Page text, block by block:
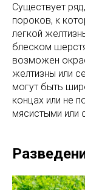
Существует
пороков, к
легкой
блеском
возможен
желтизны или
могут быть
концах или не
мясистыми или